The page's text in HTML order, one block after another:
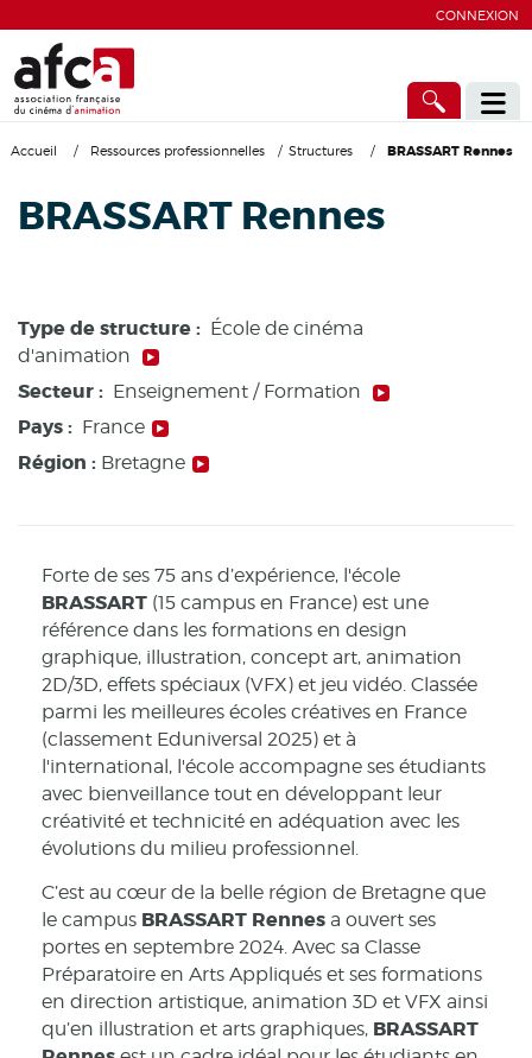
CONNEXION
Accueil / Ressources professionnelles / Structures / BRASSART Rennes
BRASSART Rennes
Type de structure : École de cinéma
d'animation
Secteur : Enseignement / Formation
Pays : France
Région : Bretagne
Forte de ses 75 ans d’expérience, l'école
BRASSART (15 campus en France) est une
référence dans les formations en design
graphique, illustration, concept art, animation
2D/3D, effets spéciaux (VFX) et jeu vidéo. Classée
parmi les meilleures écoles créatives en France
(classement Eduniversal 2025) et à
l'international, l'école accompagne ses étudiants
avec bienveillance tout en développant leur
créativité et technicité en adéquation avec les
évolutions du milieu professionnel.
C’est au cœur de la belle région de Bretagne que
le campus BRASSART Rennes a ouvert ses
portes en septembre 2024. Avec sa Classe
Préparatoire en Arts Appliqués et ses formations
en direction artistique, animation 3D et VFX ainsi
qu’en illustration et arts graphiques, BRASSART